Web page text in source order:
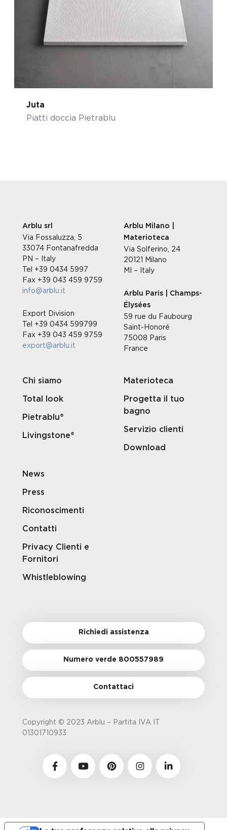
Juta
Piatti doccia Pietrablu
Arblu srl
Via Fossaluzza, 5
33074 Fontanafredda
PN – Italy
Tel +39 0434 5997
Fax +39 043 459 9759
info@arblu.it
Export Division
Tel +39 0434 599799
Fax +39 043 459 9759
export@arblu.it
Arblu Milano |
Materioteca
Via Solferino, 24
20121 Milano
MI – Italy
Arblu Paris | Champs-
Élysées
59 rue du Faubourg
Saint-Honoré
75008 Paris
France
Chi siamo
Total look
Pietrablu®
Livingstone®
Materioteca
Progetta il tuo
bagno
Servizio clienti
Download
News
Press
Riconoscimenti
Contatti
Privacy Clienti e
Fornitori
Whistleblowing
Richiedi assistenza
Numero verde 800557989
Contattaci
Copyright © 2023 Arblu – Partita IVA IT
01301710933